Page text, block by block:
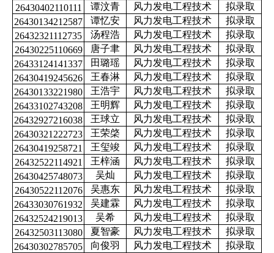
26430402110111
谭汶青 风力发电工程技术
拟录取
26430134212587
谭忆安 风力发电工程技术
拟录取
26432321112735
汤程浩 风力发电工程技术
拟录取
26430225110669
唐子聿 风力发电工程技术
拟录取
26433124141337
田璐瑶 风力发电工程技术
拟录取
26430419245626
王春淋 风力发电工程技术
拟录取
26430133221980
王浩宇 风力发电工程技术
拟录取
26433102743208
王明辉 风力发电工程技术
拟录取
26432927216038
王球立 风力发电工程技术
拟录取
26430321222723
王荣棨 风力发电工程技术
拟录取
26430419258721
王玺竣 风力发电工程技术
拟录取
26432522114921
王梓涵 风力发电工程技术
拟录取
26430425748073
吴灿 风力发电工程技术
拟录取
26430522112076
吴惠东 风力发电工程技术
拟录取
26433030761932
吴建霖 风力发电工程技术
拟录取
26432524219013
吴希 风力发电工程技术
拟录取
26432503113080
夏智豪 风力发电工程技术
拟录取
26430302785705
向俊羽 风力发电工程技术
拟录取